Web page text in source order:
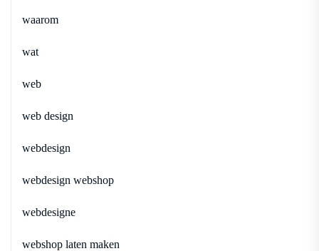
waarom
wat
web
web design
webdesign
webdesign webshop
webdesigne
webshop laten maken